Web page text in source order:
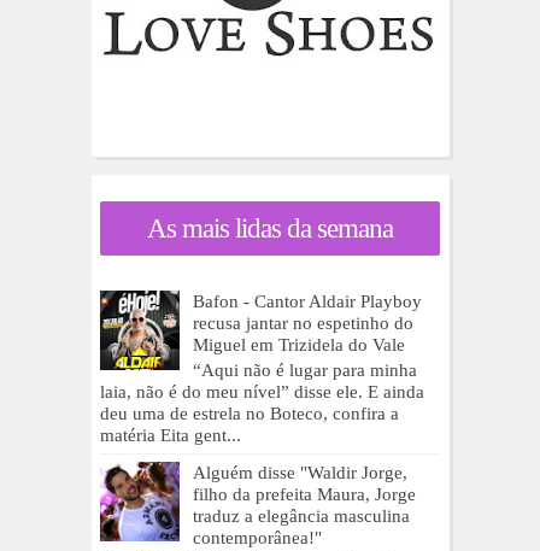
As mais lidas da semana
Bafon - Cantor Aldair Playboy
recusa jantar no espetinho do
Miguel em Trizidela do Vale
“Aqui não é lugar para minha
laia, não é do meu nível” disse ele. E ainda
deu uma de estrela no Boteco, confira a
matéria Eita gent...
Alguém disse "Waldir Jorge,
filho da prefeita Maura, Jorge
traduz a elegância masculina
contemporânea!"